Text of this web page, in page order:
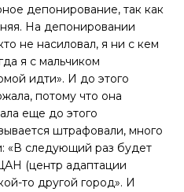
депонирование, так как
На депонировании
не насиловал, я ни с кем
я с мальчиком
идти». И до этого
потому что она
еще до этого
штрафовали, много
«В следующий раз будет
(центр адаптации
то другой город». И